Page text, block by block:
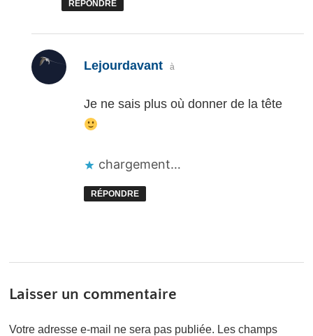
RÉPONDRE
Lejourdavant dit :
à
Je ne sais plus où donner de la tête
chargement…
RÉPONDRE
Laisser un commentaire
Votre adresse e-mail ne sera pas publiée. Les champs